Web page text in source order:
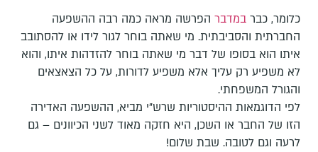
כלומר, כבר במדבר הפרשה מראה כמה רבה ההשפעה
החברתית והסביבתית. מי שאתה בוחר לגור לידו או להסתובב
איתו הוא בסופו של דבר מי שאתה בוחר להזדהות איתו, והוא
לא משפיע רק עליך אלא משפיע לדורות, על כל הצאצאים
והגורל המשפחתי.
לפי הדוגמאות ההיסטוריות שרש"י מביא, ההשפעה האדירה
הזו של החבר או השכן, היא חזקה מאוד לשני הכיוונים – גם
לרעה וגם לטובה. שבת שלום!